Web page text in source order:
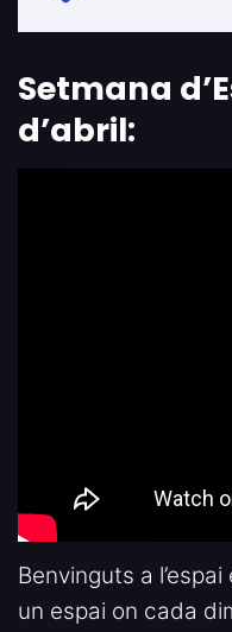
Setmana
d’abril:
Benvinguts a
un espai on cada